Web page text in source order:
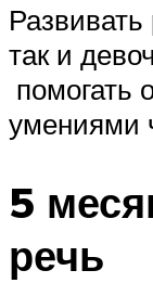
так и
помогать
умениями
5
речь